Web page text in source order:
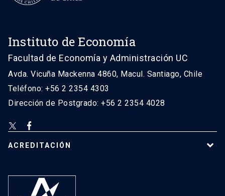
Instituto de Economía
Facultad de Economía y Administración UC
Avda. Vicuña Mackenna 4860, Macul. Santiago, Chile
Teléfono: +56 2 2354 4303
Dirección de Postgrado: +56 2 2354 4028
ACREDITACIÓN